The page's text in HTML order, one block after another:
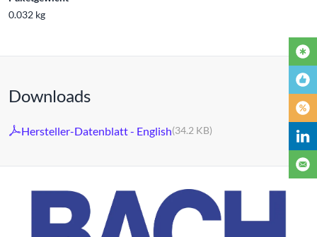
0.032 kg
Downloads
Hersteller-Datenblatt - English(34.2 KB)